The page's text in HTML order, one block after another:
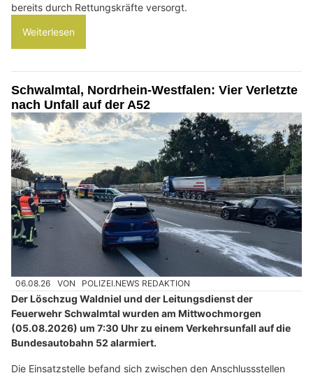
bereits durch Rettungskräfte versorgt.
Weiterlesen
Schwalmtal, Nordrhein-Westfalen: Vier Verletzte
nach Unfall auf der A52
06.08.26 VON POLIZEI.NEWS REDAKTION
Der Löschzug Waldniel und der Leitungsdienst der
Feuerwehr Schwalmtal wurden am Mittwochmorgen
(05.08.2026) um 7:30 Uhr zu einem Verkehrsunfall auf die
Bundesautobahn 52 alarmiert.
Die Einsatzstelle befand sich zwischen den Anschlussstellen